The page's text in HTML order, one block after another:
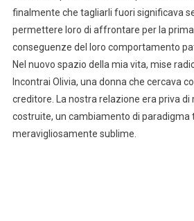
finalmente che tagliarli fuori significava
permettere loro di affrontare per la
conseguenze del loro comportamento
Nel nuovo spazio della mia vita, mise
Incontrai Olivia, una donna che cercava
creditore. La nostra relazione era priva di
costruite, un cambiamento di paradigma
meravigliosamente sublime.